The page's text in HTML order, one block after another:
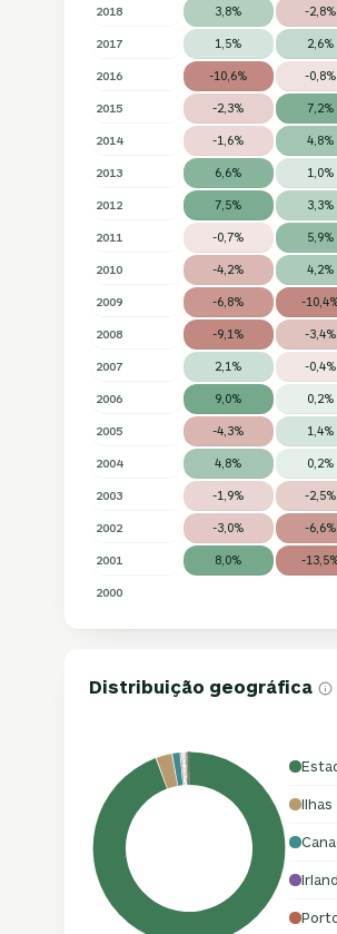
2018 3,8% -2,8%
2017 1,5% 2,6%
2016 -10,6% -0,8%
2015 -2,3% 7,2%
2014 -1,6% 4,8%
2013 6,6% 1,0%
2012 7,5% 3,3%
2011 -0,7% 5,9%
2010 -4,2% 4,2%
2009 -6,8% -
2008 -9,1% -3,4%
2007 2,1% -0,4%
2006 9,0% 0,2%
2005 -4,3% 1,4%
2004 4,8% 0,2%
2003 -1,9% -2,5%
2002 -3,0% -6,6%
2001 8,0% -
2000
Distribuição geográfica
Ilhas